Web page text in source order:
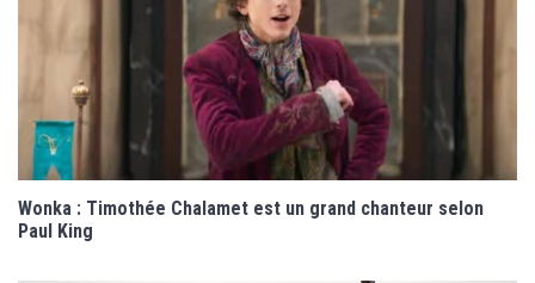
Wonka : Timothée Chalamet est un grand chanteur selon
Paul King